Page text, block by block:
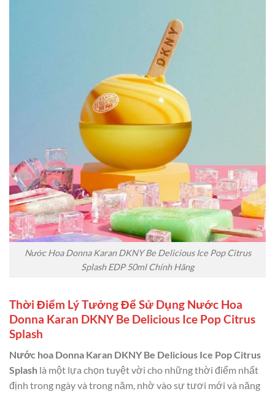
Nước Hoa Donna Karan DKNY Be Delicious Ice Pop Citrus
Splash EDP 50ml Chính Hãng
Thời Điểm Lý Tưởng Để Sử Dụng Nước Hoa
Donna Karan DKNY Be Delicious Ice Pop Citrus
Splash
Nước hoa Donna Karan DKNY Be Delicious Ice Pop Citrus
Splash là một lựa chọn tuyệt vời cho những thời điểm nhất
định trong ngày và trong năm, nhờ vào sự tươi mới và năng